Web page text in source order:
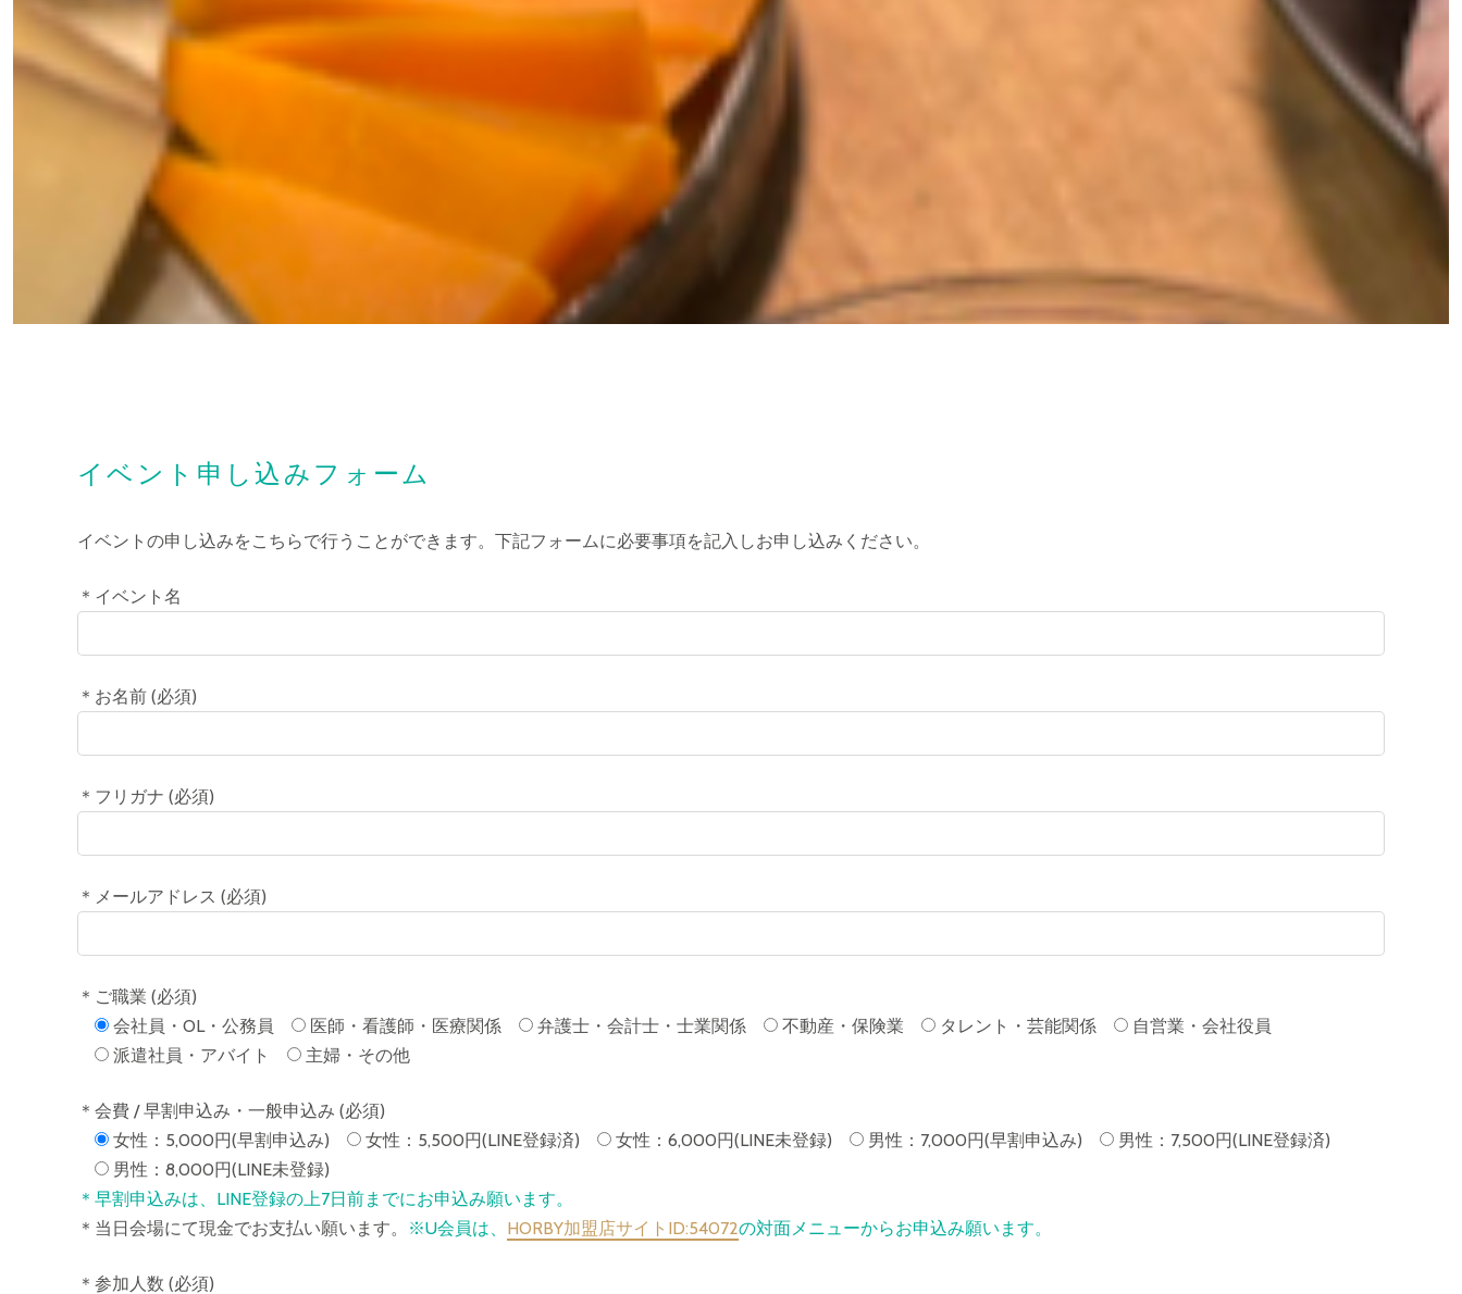
イベント申し込みフォーム
イベントの申し込みをこちらで行うことができます。下記フォームに必要事項を記入しお申し込みください。
＊イベント名
＊お名前 (必須)
＊フリガナ (必須)
＊メールアドレス (必須)
＊ご職業 (必須)
会社員・OL・公務員
医師・看護師・医療関係 弁護士・会計士・士業関係 不動産・保険業 タレント・芸能関係
自営業・会社役員
派遣社員・アバイト
主婦・その他
＊会費 / 早割申込み・一般申込み (必須)
女性：5,000円(早割申込み)
女性：5,500円(LINE登録済) 女性：6,000円(LINE未登録) 男性：7,000円(早割申込み)
男性：7,500円(LINE登録済)
男性：8,000円(LINE未登録)
＊早割申込みは、LINE登録の上7日前までにお申込み願います。
＊当日会場にて現金でお支払い願います。
※U会員は、 HORBY加盟店サイトID:54072の対面メニューからお申込み願います。
＊参加人数 (必須)